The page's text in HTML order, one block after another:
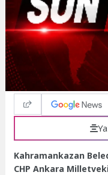
Kahramankazan
CHP Ankara